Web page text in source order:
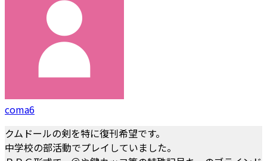
coma6
クムドールの剣を特に復刊希望です。
中学校の部活動でプレイしていました。